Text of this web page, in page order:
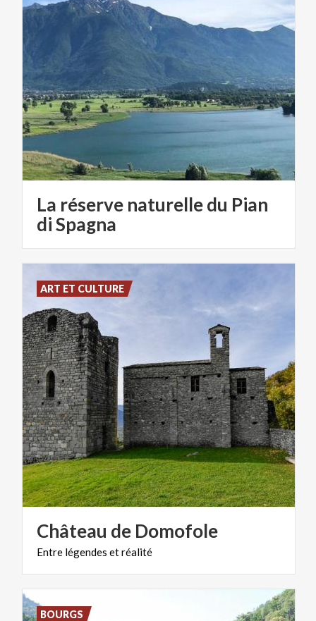
La réserve naturelle du Pian
di Spagna
Château de Domofole
Entre légendes etréalité
ART ET CULTURE
BOURGS